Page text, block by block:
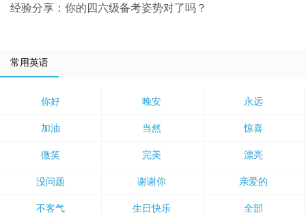
经验分享：你的四六级备考姿势对了吗？
常用英语
你好 晚安 永远
加油 当然 惊喜
微笑 完美 漂亮
没问题 谢谢你 亲爱的
不客气 生日快乐 全部